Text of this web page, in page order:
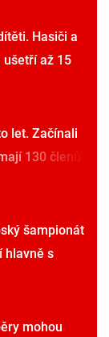
Hasiči a
až 15
let. Začínali
130 členů
šampionát
hlavně s
mohou